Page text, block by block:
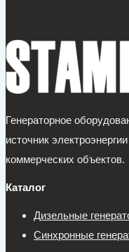
Генераторное
источник
коммерческих объектов.
Каталог
Дизельные
Синхронные